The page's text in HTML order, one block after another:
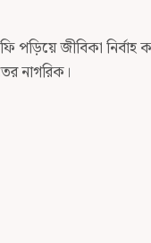
জীবিকা নির্বাহ
নাগরিক।